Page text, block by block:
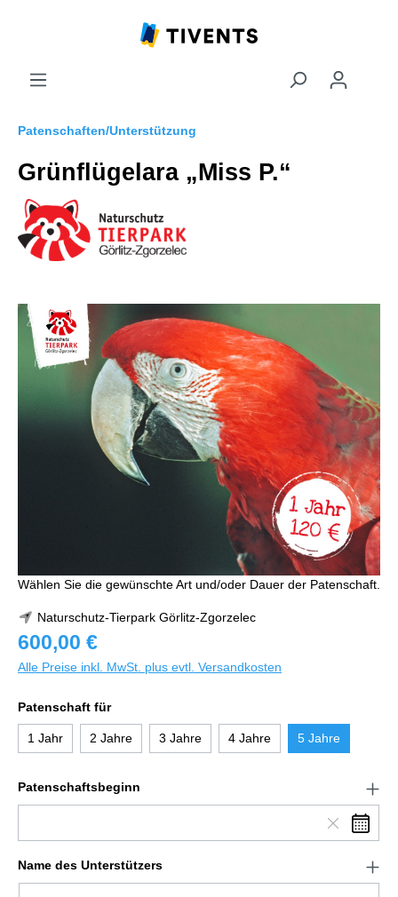
Patenschaften/Unterstützung
Grünflügelara „Miss P.“
Wählen Sie die gewünschte Art und/oder Dauer der Patenschaft.
Naturschutz-Tierpark Görlitz-Zgorzelec
600,00 €
Alle Preise inkl. MwSt. plus evtl. Versandkosten
Patenschaft für
1 Jahr 2 Jahre 3 Jahre 4 Jahre 5 Jahre
Patenschaftsbeginn
Name des Unterstützers